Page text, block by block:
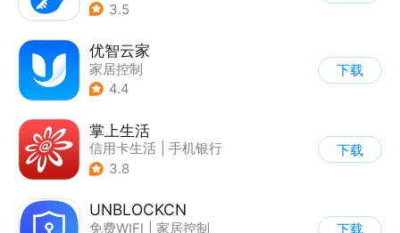
3.5
优智云家
家居控制
4.4
下载
掌上生活
信用卡生活
手机银行
3.8
下载
UNBLOCKCN
免费WIFI
家居控制
下载